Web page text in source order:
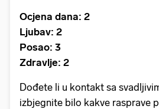
Ocjena dana: 2
Ljubav: 2
Posao: 3
Zdravlje: 2
Dođete li u kontakt sa
izbjegnite bilo kakve rasprave